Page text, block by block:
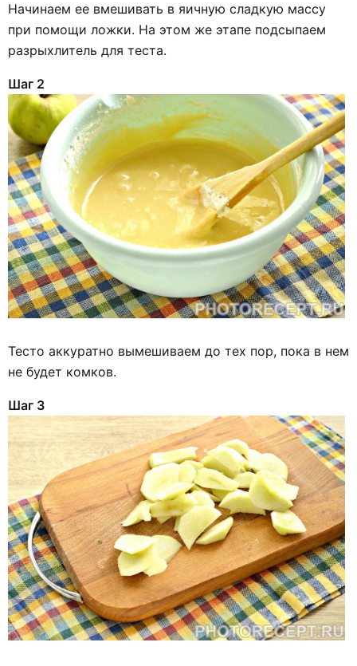
Начинаем ее вмешивать в яичную сладкую массу
при помощи ложки. На этом же этапе подсыпаем
разрыхлитель для теста.
Шаг 2
Тесто аккуратно вымешиваем до тех пор, пока в нем
не будет комков.
Шаг 3